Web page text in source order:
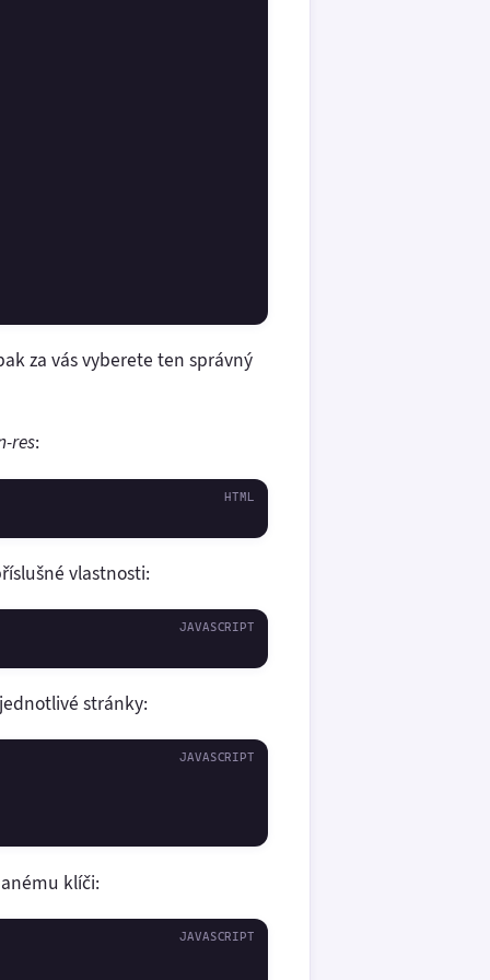
za vás vyberete ten správný
res:
vlastnosti:
stránky:
klíči: